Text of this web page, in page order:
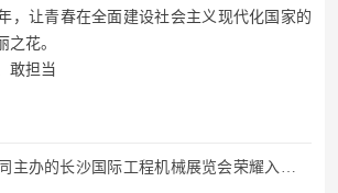
，让青春在全面建设社会主义现代化国家的
之花。
担当
主办的长沙国际工程机械展览会荣耀入选国